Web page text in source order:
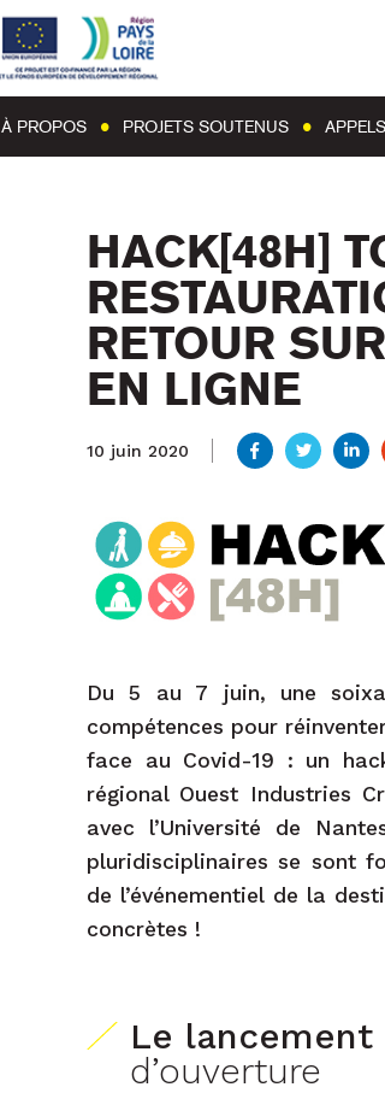
À PROPOS PROJETS SOUTENUS APPELS
HACK[48H]
RETOUR
EN LIGNE
10 juin 2020
Du 5 au 7 juin, une
compétences pour
face au Covid-19 : un
régional Ouest Industries
avec l’Université de
pluridisciplinaires se sont
de l’événementiel de la
concrètes !
Le lancement
d’ouverture